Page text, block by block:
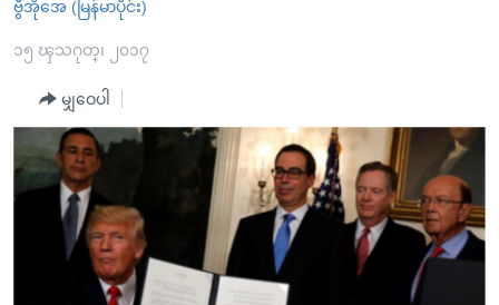
များ
ပင်မ
ကျော်
ကြည့်
ရန်
အစ္စရေး-ပါလက်စတိုင်း
အင်္ဂလိပ်စာလေ့လာမယ်
အမေရိကန်သုံးအီဒီယံ
မကြေးမုံရဲ့ အင်္ဂလိပ်စာ
ရုပ်ရှင်ထဲက အင်္ဂလိပ်စာ
သုတပဒေသာ အင်္ဂလိပ်စာ
အပတ်စဉ်ကဏ္ဍများ
ရေဒီယို
ရေဒီယိုနှင့်ရုပ်သံ အချက်အလက်များ
ရေဒီယို/တီဗွီအစီအစဉ်
Learning English
ဗွီအိုအေ (မြန်မာပိုင်း)
၁၅ ၾသဂုတ္၊ ၂၀၁၇
မျှဝေပါ